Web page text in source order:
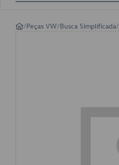
/Peças VW/Busca Simplificada/